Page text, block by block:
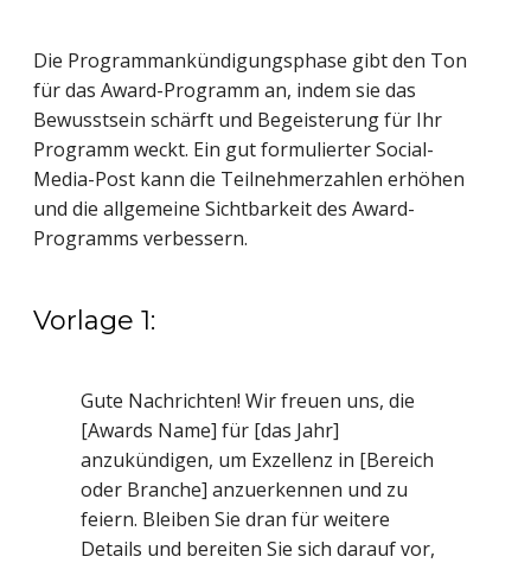
Die Programmankündigungsphase gibt den Ton
für das Award-Programm an, indem sie das
Bewusstsein schärft und Begeisterung für Ihr
Programm weckt. Ein gut formulierter Social-
Media-Post kann die Teilnehmerzahlen erhöhen
und die allgemeine Sichtbarkeit des Award-
Programms verbessern.
Vorlage 1:
Gute Nachrichten! Wir freuen uns, die
[Awards Name] für [das Jahr]
anzukündigen, um Exzellenz in [Bereich
oder Branche] anzuerkennen und zu
feiern. Bleiben Sie dran für weitere
Details und bereiten Sie sich darauf vor,